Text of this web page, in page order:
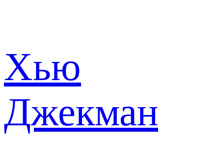
Хью
Джекман